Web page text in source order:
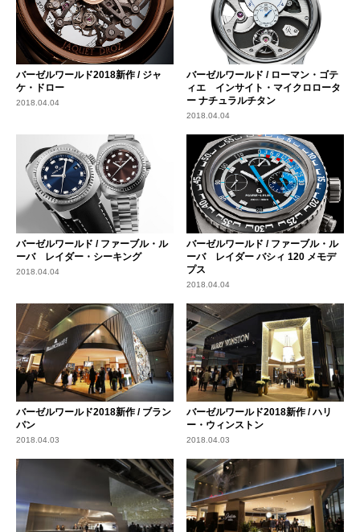
バーゼルワールド2018新作 / ジャ
ケ・ドロー
2018.04.04
バーゼルワールド / ローマン・ゴテ
ィエ インサイト・マイクロロータ
ー ナチュラルチタン
2018.04.04
バーゼルワールド / ファーブル・ル
ーバ レイダー・シーキング
2018.04.04
バーゼルワールド / ファーブル・ル
ーバ レイダー バシィ 120 メモデ
プス
2018.04.04
バーゼルワールド2018新作 / ブラン
パン
2018.04.03
バーゼルワールド2018新作 / ハリ
ー・ウィンストン
2018.04.03